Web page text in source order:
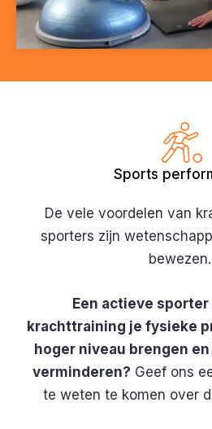
Sports
De vele voordelen van
sporters zijn
bewezen.
Een actieve
krachttraining je fysieke
hoger niveau brengen
verminderen? Geef ons
te weten te komen over